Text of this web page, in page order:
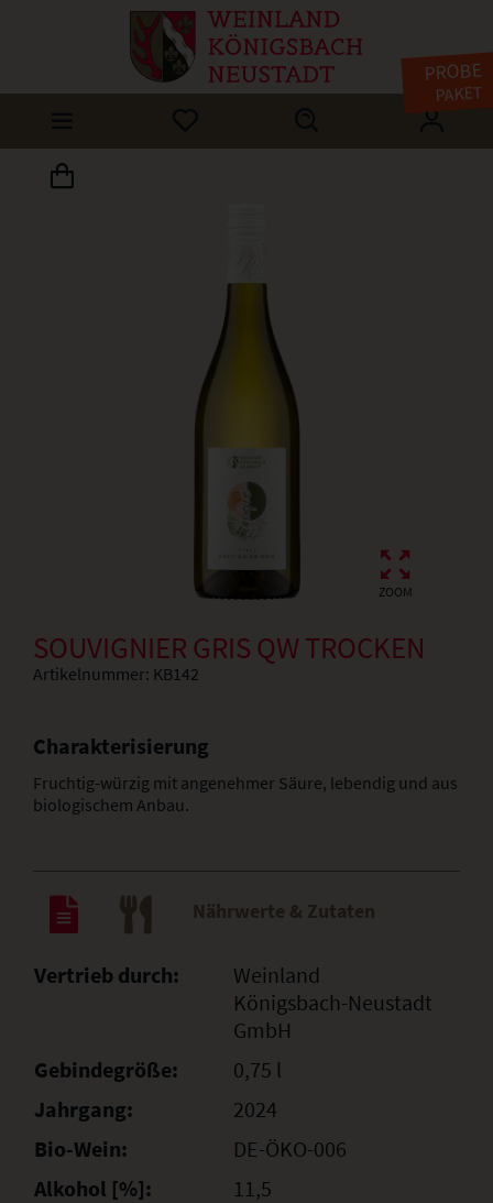
ZOOM
SOUVIGNIER GRIS QW TROCKEN
Artikelnummer: KB142
Charakterisierung
Fruchtig-würzig mit angenehmer Säure, lebendig und aus
biologischem Anbau.
Nährwerte & Zutaten
Vertrieb durch:
Weinland
Königsbach-Neustadt
GmbH
Gebindegröße:
0,75 l
Jahrgang:
2024
Bio-Wein:
DE-ÖKO-006
Alkohol [%]:
11,5
PROBE
PAKET